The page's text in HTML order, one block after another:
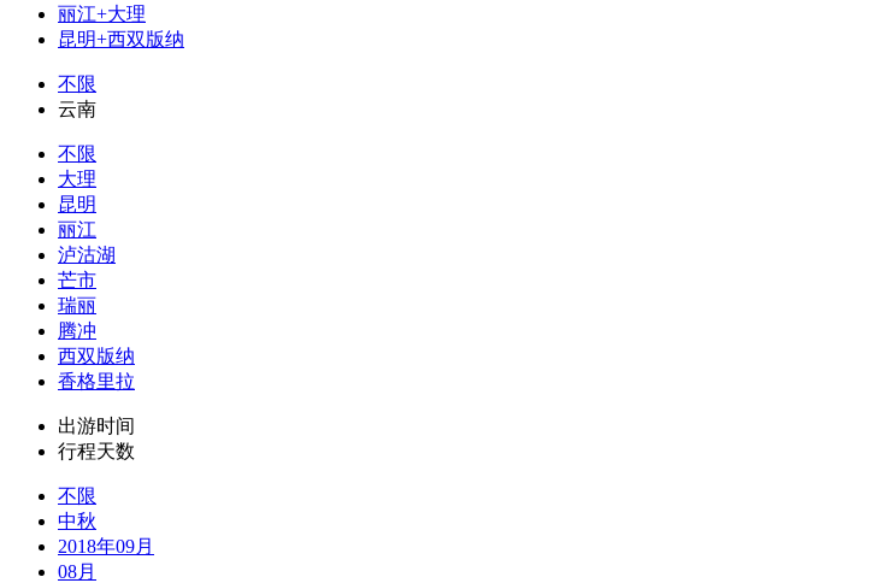
丽江+大理
昆明+西双版纳
不限
云南
不限
大理
昆明
丽江
泸沽湖
芒市
瑞丽
腾冲
西双版纳
香格里拉
出游时间
行程天数
不限
中秋
2018年09月
08月